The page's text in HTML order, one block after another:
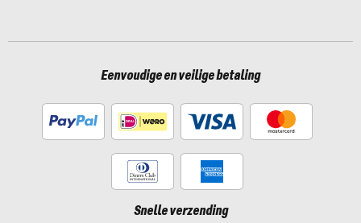
Eenvoudige en veilige betaling
Snelle verzending